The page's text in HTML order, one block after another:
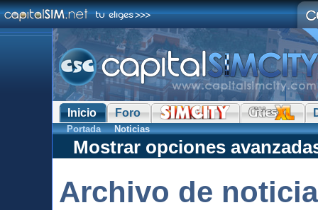
Inicio Foro
Portada Noticias
Mostrar opciones
Archivo de